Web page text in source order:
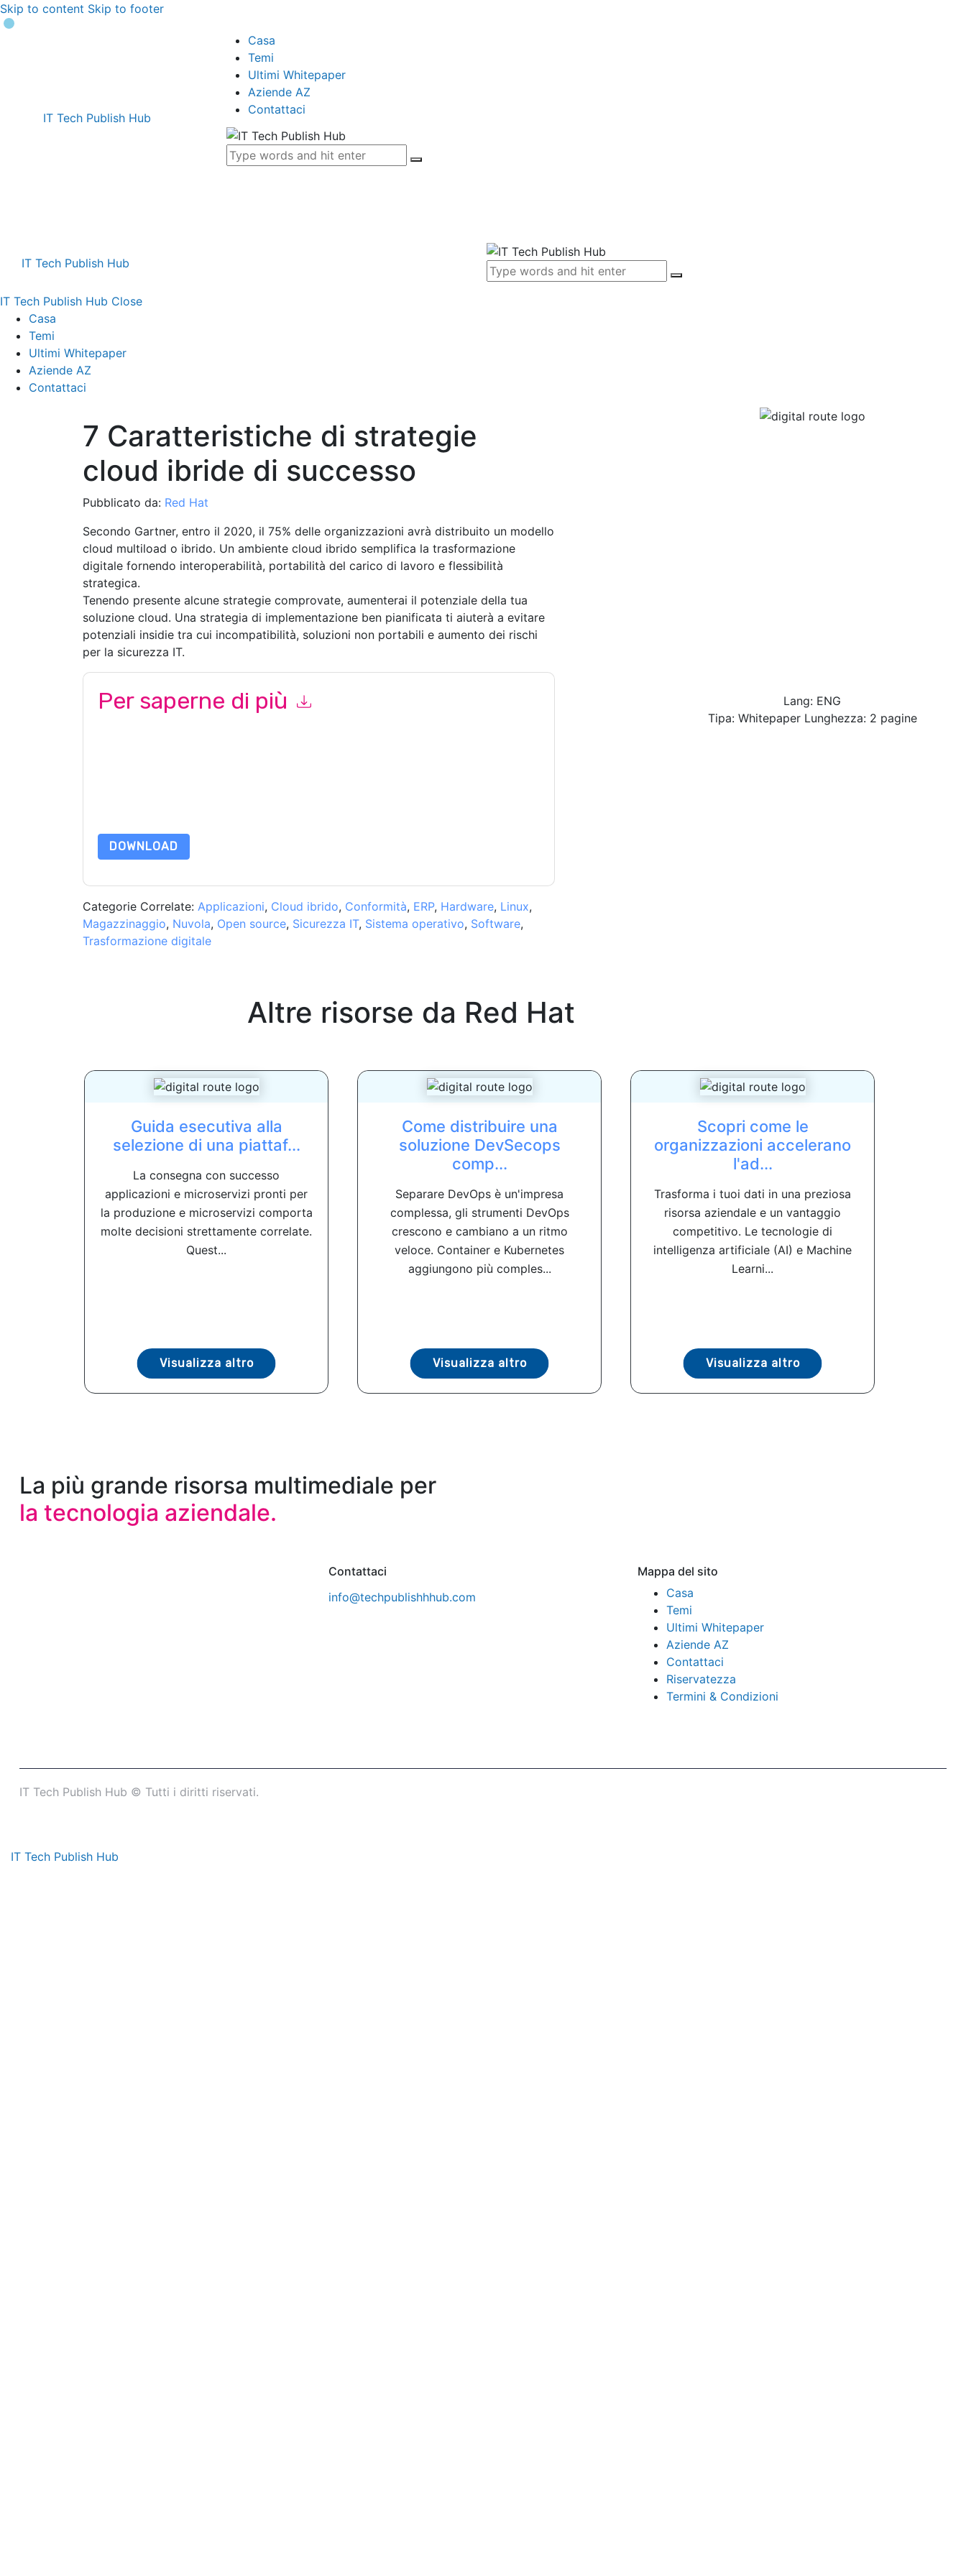
Skip to content Skip to footer
IT Tech Publish Hub
Casa
Temi
Ultimi Whitepaper
Aziende AZ
Contattaci
IT Tech Publish Hub
IT Tech Publish Hub Close
Casa
Temi
Ultimi Whitepaper
Aziende AZ
Contattaci
7 Caratteristiche di strategie
cloud ibride di successo
Pubblicato da: Red Hat
Secondo Gartner, entro il 2020, il 75% delle organizzazioni avrà distribuito un modello
cloud multiload o ibrido. Un ambiente cloud ibrido semplifica la trasformazione
digitale fornendo interoperabilità, portabilità del carico di lavoro e flessibilità
strategica.
Tenendo presente alcune strategie comprovate, aumenterai il potenziale della tua
soluzione cloud. Una strategia di implementazione ben pianificata ti aiuterà a evitare
potenziali insidie ​​tra cui incompatibilità, soluzioni non portabili e aumento dei rischi
per la sicurezza IT.
Per saperne di più
DOWNLOAD
Categorie Correlate: Applicazioni, Cloud ibrido, Conformità, ERP, Hardware, Linux,
Magazzinaggio, Nuvola, Open source, Sicurezza IT, Sistema operativo, Software,
Trasformazione digitale
Lang: ENG
Tipa: Whitepaper Lunghezza: 2 pagine
Altre risorse da Red Hat
Guida esecutiva alla
selezione di una piattaf...
La consegna con successo
applicazioni e microservizi pronti per
la produzione e microservizi comporta
molte decisioni strettamente correlate.
Quest...
Visualizza altro
Come distribuire una
soluzione DevSecops
comp...
Separare DevOps è un'impresa
complessa, gli strumenti DevOps
crescono e cambiano a un ritmo
veloce. Container e Kubernetes
aggiungono più comples...
Visualizza altro
Scopri come le
organizzazioni accelerano
l'ad...
Trasforma i tuoi dati in una preziosa
risorsa aziendale e un vantaggio
competitivo. Le tecnologie di
intelligenza artificiale (AI) e Machine
Learni...
Visualizza altro
La più grande risorsa multimediale per
la tecnologia aziendale.
Contattaci
info@techpublishhhub.com
Mappa del sito
Casa
Temi
Ultimi Whitepaper
Aziende AZ
Contattaci
Riservatezza
Termini & Condizioni
IT Tech Publish Hub © Tutti i diritti riservati.
IT Tech Publish Hub